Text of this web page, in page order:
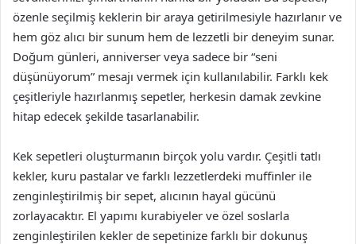
özenle seçilmiş keklerin bir araya getirilmesiyle hazırlanır ve
hem göz alıcı bir sunum hem de lezzetli bir deneyim sunar.
Doğum günleri, anniverser veya sadece bir “seni
düşünüyorum” mesajı vermek için kullanılabilir. Farklı kek
çeşitleriyle hazırlanmış sepetler, herkesin damak zevkine
hitap edecek şekilde tasarlanabilir.
Kek sepetleri oluşturmanın birçok yolu vardır. Çeşitli tatlı
kekler, kuru pastalar ve farklı lezzetlerdeki muffinler ile
zenginleştirilmiş bir sepet, alıcının hayal gücünü
zorlayacaktır. El yapımı kurabiyeler ve özel soslarla
zenginleştirilen kekler de sepetinize farklı bir dokunuş